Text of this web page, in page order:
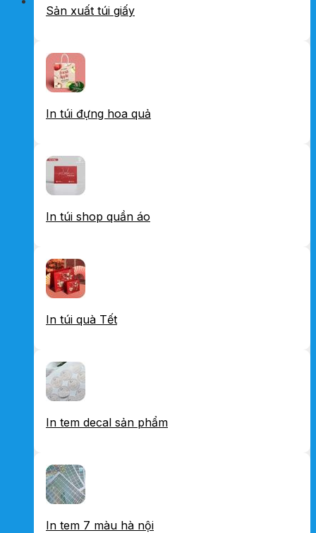
Sản xuất túi giấy
In túi đựng hoa quả
In túi shop quần áo
In túi quà Tết
In tem decal sản phẩm
In tem 7 màu hà nội